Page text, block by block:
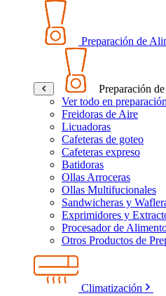
Preparación de
Preparación
Ver todo en
Freidoras de Aire
Licuadoras
Cafeteras de goteo
Cafeteras expreso
Batidoras
Ollas Arroceras
Ollas Multifucionales
Sandwicheras y
Exprimidores y
Procesador de
Otros Productos de
Climatización